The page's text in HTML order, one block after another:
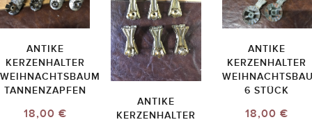
ANTIKE
KERZENHALTER
WEIHNACHTSBAUM
TANNENZAPFEN
18,00 €
ANTIKE
KERZENHALTER
ANTIKE
KERZENHALTER
6 STÜCK
18,00 €